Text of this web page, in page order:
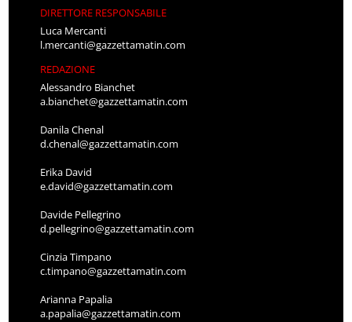
DIRETTORE RESPONSABILE
Luca Mercanti
l.mercanti@gazzettamatin.com
REDAZIONE
Alessandro Bianchet
a.bianchet@gazzettamatin.com
Danila Chenal
d.chenal@gazzettamatin.com
Erika David
e.david@gazzettamatin.com
Davide Pellegrino
d.pellegrino@gazzettamatin.com
Cinzia Timpano
c.timpano@gazzettamatin.com
Arianna Papalia
a.papalia@gazzettamatin.com